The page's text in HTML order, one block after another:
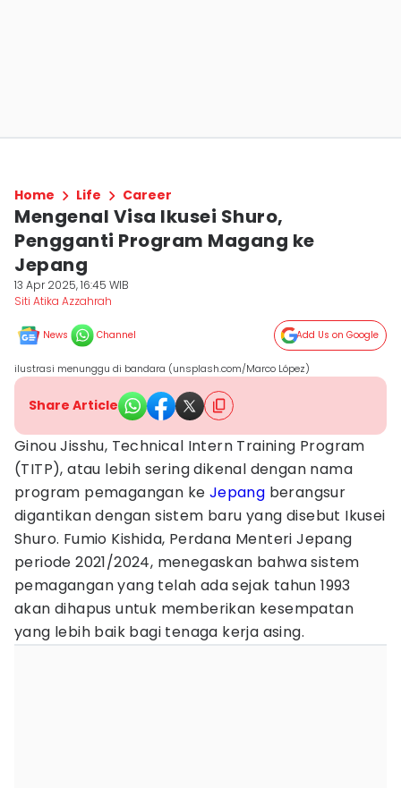
Home Life Career
Mengenal Visa Ikusei Shuro,
Pengganti Program Magang ke
Jepang
13 Apr 2025, 16:45 WIB
Siti Atika Azzahrah
News Channel Add Us on Google
ilustrasi menunggu di bandara (unsplash.com/Marco López)
Share Article
Ginou Jisshu, Technical Intern Training Program
(TITP), atau lebih sering dikenal dengan nama
program pemagangan ke Jepang berangsur
digantikan dengan sistem baru yang disebut Ikusei
Shuro. Fumio Kishida, Perdana Menteri Jepang
periode 2021/2024, menegaskan bahwa sistem
pemagangan yang telah ada sejak tahun 1993
akan dihapus untuk memberikan kesempatan
yang lebih baik bagi tenaga kerja asing.